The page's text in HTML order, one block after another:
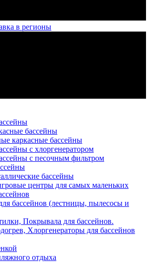
в регионы
бассейны
каркасные бассейны
с хлоргенератором
с песочным фильтром
бассейны
центры для самых маленьких
бассейнов (лестницы, пылесосы и
Покрывала для бассейнов.
Хлоргенераторы для бассейнов
отдыха